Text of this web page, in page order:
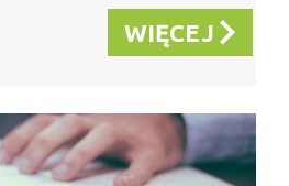
WIĘCEJ